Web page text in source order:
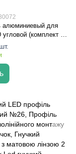
алюминиевый для
угловой (комплект с
Led